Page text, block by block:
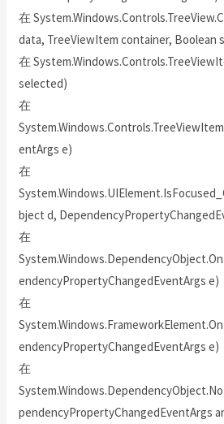
在
data, TreeViewItem container, Boolean
在
selected)
在
entArgs e)
在
bject d,
在
endencyPropertyChangedEventArgs e)
在
endencyPropertyChangedEventArgs e)
在
pendencyPropertyChangedEventArgs